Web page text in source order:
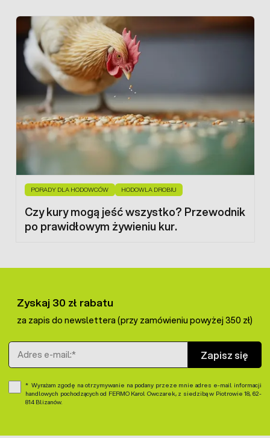
PORADY DLA HODOWCÓW HODOWLA DROBIU
Czy kury mogą jeść wszystko? Przewodnik
po prawidłowym żywieniu kur.
Zyskaj 30 zł rabatu
za zapis do newslettera (przy zamówieniu powyżej 350 zł)
Adres e-mail
Zapisz się
Wyrażam zgodę na otrzymywanie na podany przeze mnie adres e-mail informacji
handlowych pochodzących od FERMO Karol Owczarek, z siedzibą w Piotrowie 18, 62-
814 Blizanów.